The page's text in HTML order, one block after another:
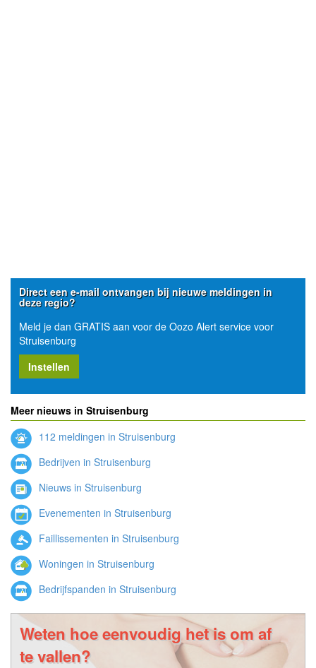
Direct een e-mail ontvangen bij nieuwe meldingen in
deze regio?
Meld je dan GRATIS aan voor de Oozo Alert service voor
Struisenburg
Instellen
Meer nieuws in Struisenburg
112 meldingen in Struisenburg
Bedrijven in Struisenburg
Nieuws in Struisenburg
Evenementen in Struisenburg
Faillissementen in Struisenburg
Woningen in Struisenburg
Bedrijfspanden in Struisenburg
Weten hoe eenvoudig het is om af
te vallen?